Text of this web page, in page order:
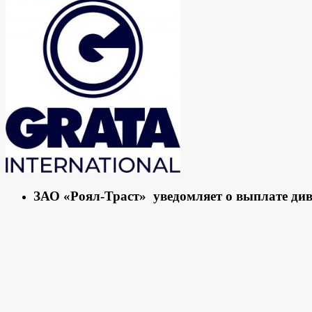
ЗАО «Роял-Траст» уведомляет о выплате